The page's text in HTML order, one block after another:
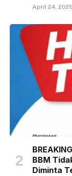
April 24, 2026
BBM
Diminta